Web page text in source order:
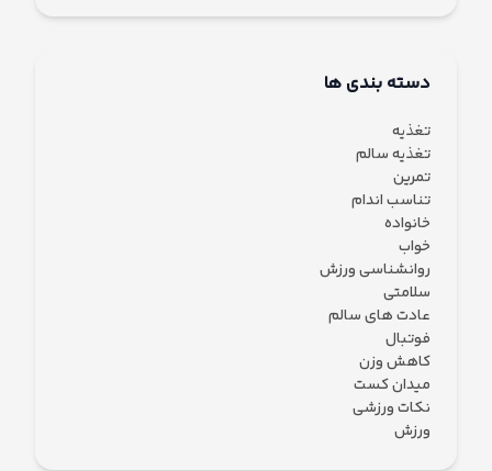
دسته بندی ها
تغذیه
تغذیه سالم
تمرین
تناسب اندام
خانواده
خواب
روانشناسی ورزش
سلامتی
عادت های سالم
فوتبال
کاهش وزن
میدان کست
نکات ورزشی
ورزش